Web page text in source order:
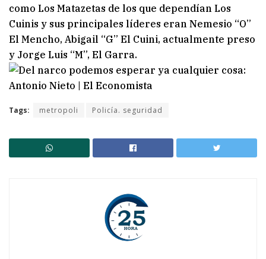
como Los Matazetas de los que dependían Los
Cuinis y sus principales líderes eran Nemesio “O”
El Mencho, Abigail “G” El Cuini, actualmente preso
y Jorge Luis “M”, El Garra.
Tags: metropoli Policía. seguridad